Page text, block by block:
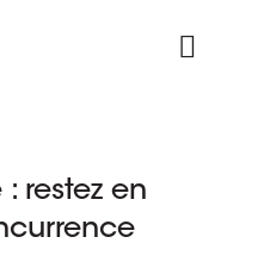
restez en